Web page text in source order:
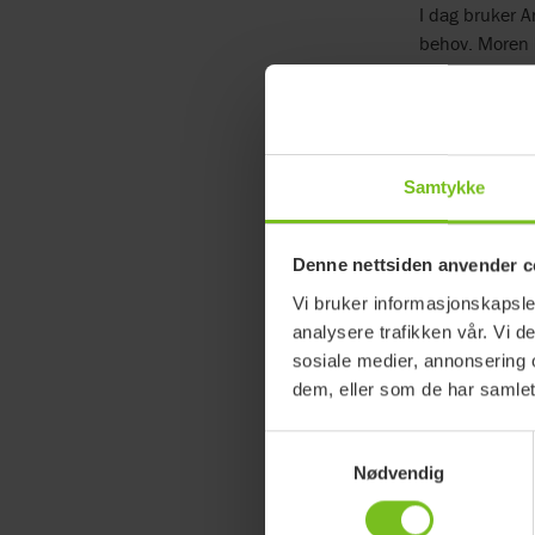
Samtykke
Denne nettsiden anvender
Vi bruker
analysere trafikken vår. Vi
sosiale medier,
dem, eller som de har
Nødvendig
I dag bruker
behov.
får mulighet
Andreas går
han å høre
En
rette for
Hjelpemidler
toalett.